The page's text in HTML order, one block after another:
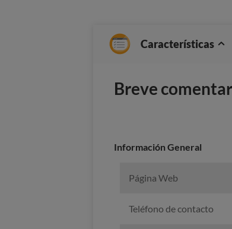
Características
Breve
Información General
Página Web
Teléfono de contacto